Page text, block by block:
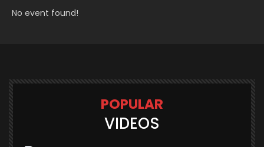
No event found!
POPULAR
VIDEOS